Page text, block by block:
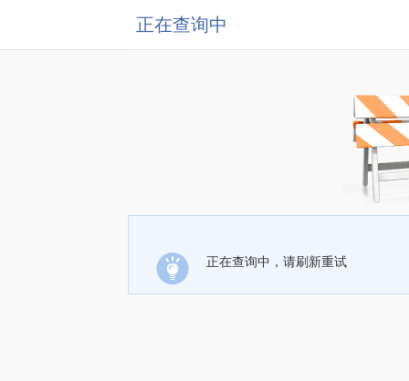
正在查询中
正在查询中，请刷新重试